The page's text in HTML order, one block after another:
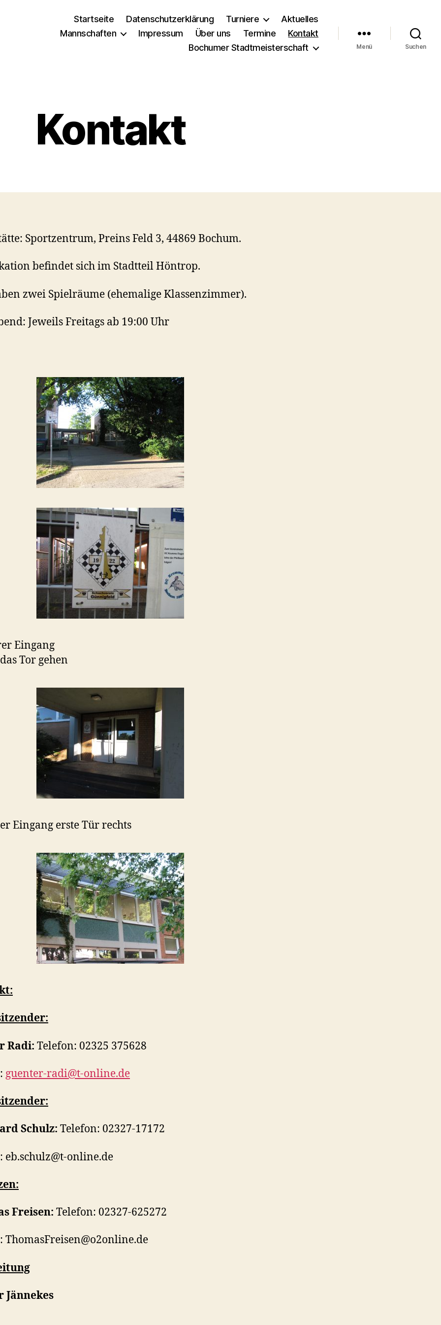
Startseite Datenschutzerklärung Turniere
Aktuelles
Mannschaften
Impressum Über uns Termine
Kontakt
Bochumer Stadtmeisterschaft
Menü Suchen
Kontakt
Sportzentrum, Preins Feld 3, 44869 Bochum.
befindet sich im Stadtteil Höntrop.
zwei Spielräume (ehemalige Klassenzimmer).
Jeweils Freitags ab 19:00 Uhr
Eingang
Tor gehen
Eingang erste Tür rechts
Radi: Telefon: 02325 375628
guenter-radi@t-online.de
Schulz: Telefon: 02327-17172
eb.schulz@t-online.de
Freisen: Telefon: 02327-625272
ThomasFreisen@o2online.de
Jännekes